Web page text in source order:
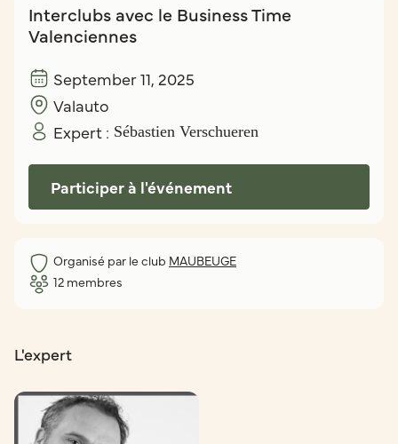
Interclubs avec le Business Time
Valenciennes
September 11, 2025
Valauto
Expert : Sébastien Verschueren
Participer à l'événement
Organisé par le club MAUBEUGE
12 membres
L'expert